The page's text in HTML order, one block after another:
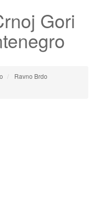
Gori
Ravno Brdo